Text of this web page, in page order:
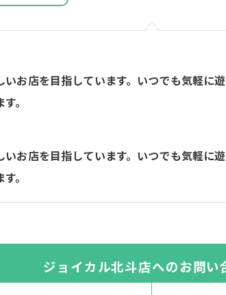
お店を目指しています。いつでも気軽に遊
。
お店を目指しています。いつでも気軽に遊
。
ジョイカル北斗店へのお問い